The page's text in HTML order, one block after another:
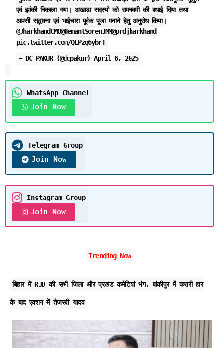
एवं झांकी निकाला गया। अखाड़ा सदस्यों को रामनवमी की बधाई दिया तथा
आपसी सद्भावना एवं भाईचारा पूर्वक पूजा मनाने हेतु अनुरोध किया।
@JharkhandCMO@HemantSorenJMM@prdjharkhand
pic.twitter.com/QEPzq6ybrT
— DC PAKUR (@dcpakur) April 6, 2025
WhatsApp Channel
Join Now
Telegram Group
Join Now
Instagram Group
Join Now
Trending Now
बिहार में RJD की सभी जिला और प्रखंड कमेटियां भंग, बांकीपुर में करारी हार
के बाद एक्शन में तेजस्वी यादव